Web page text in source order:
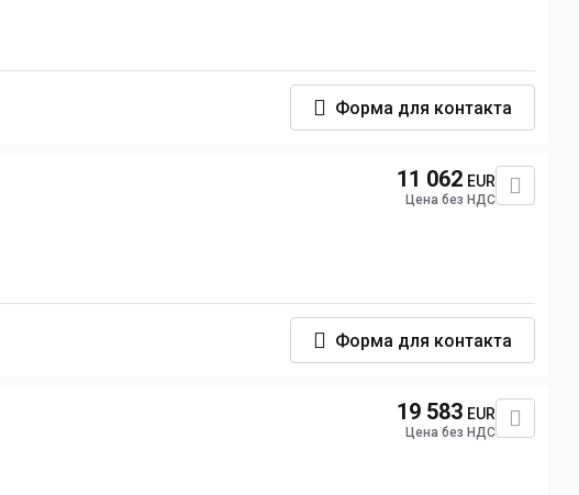
Форма для контакта
11 062 EUR
Цена без НДС
Форма для контакта
19 583 EUR
Цена без НДС